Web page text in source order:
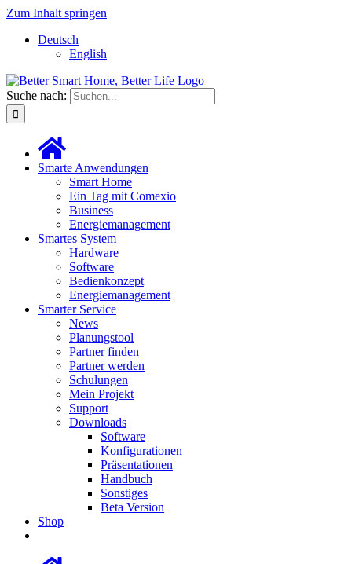
Zum Inhalt springen
Deutsch
English
Suche nach:
Smarte Anwendungen
Smart Home
Ein Tag mit Comexio
Business
Energiemanagement
Smartes System
Hardware
Software
Bedienkonzept
Energiemanagement
Smarter Service
News
Planungstool
Partner finden
Partner werden
Schulungen
Mein Projekt
Support
Downloads
Software
Konfigurationen
Präsentationen
Handbuch
Sonstiges
Beta Version
Shop